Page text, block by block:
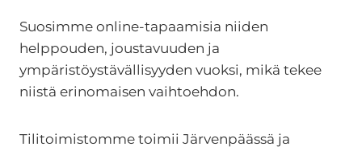
Suosimme online-tapaamisia niiden
helppouden, joustavuuden ja
ympäristöystävällisyyden vuoksi, mikä tekee
niistä erinomaisen vaihtoehdon.
Tilitoimistomme toimii Järvenpäässä ja